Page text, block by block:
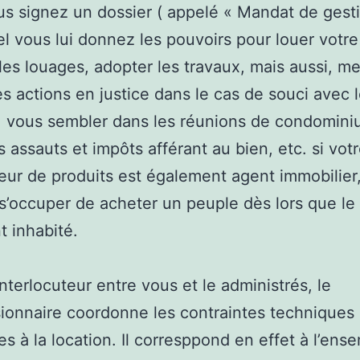
signez un dossier ( appelé « Mandat de
vous lui donnez les pouvoirs pour louer
louages, adopter les travaux, mais aussi,
actions en justice dans le cas de souci avec
vous sembler dans les réunions de
assauts et impôts afférant au bien, etc. si
de produits est également agent
de acheter un peuple dès lors que
inhabité.
entre vous et le administrés, le
coordonne les contraintes techniques
à la location. Il corresppond en effet à